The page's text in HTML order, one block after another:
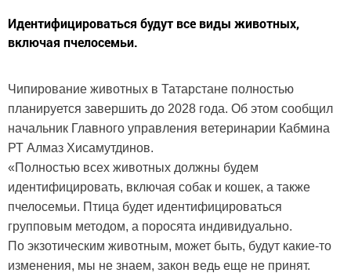
Идентифицироваться будут все виды животных,
включая пчелосемьи.
Чипирование животных в Татарстане полностью
планируется завершить до 2028 года. Об этом сообщил
начальник Главного управления ветеринарии Кабмина
РТ Алмаз Хисамутдинов.
«Полностью всех животных должны будем
идентифицировать, включая собак и кошек, а также
пчелосемьи. Птица будет идентифицироваться
групповым методом, а поросята индивидуально.
По экзотическим животным, может быть, будут какие-то
изменения, мы не знаем, закон ведь еще не принят.